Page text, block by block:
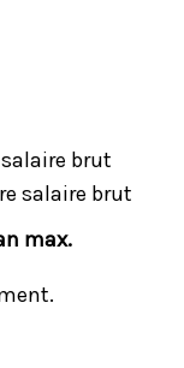
salaire brut
salaire brut
max.